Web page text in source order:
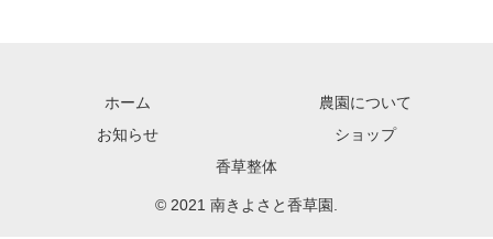
ホーム
農園について
お知らせ
ショップ
香草整体
© 2021 南きよさと香草園.